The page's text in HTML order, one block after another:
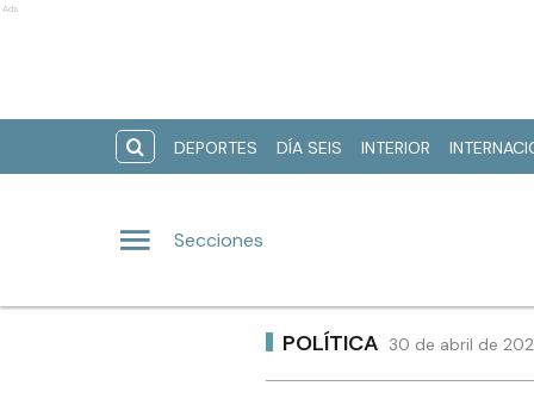
Ads
DEPORTES DÍA SEIS INTERIOR
Secciones
POLÍTICA 30 de abril de